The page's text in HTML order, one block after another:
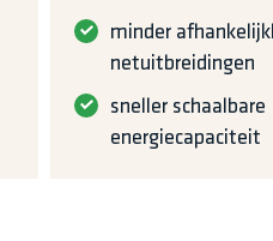
minder
netuitbreidingen
sneller schaalbare
energiecapaciteit